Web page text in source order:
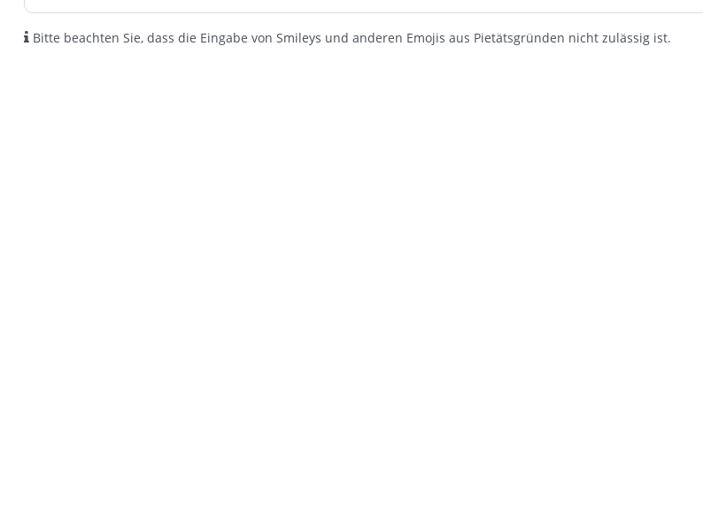
Bitte beachten Sie, dass die Eingabe von Smileys und anderen Emojis aus Pietätsgründen nicht zulässig ist.